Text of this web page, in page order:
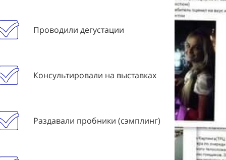
Проводили дегустации
Консультировали на выставках
Раздавали пробники (сэмплинг)